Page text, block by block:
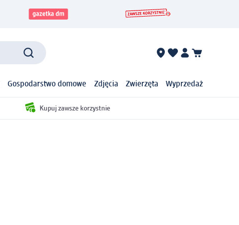
Gospodarstwo domowe Zdjęcia Zwierzęta Wyprzedaż
Kupuj zawsze korzystnie